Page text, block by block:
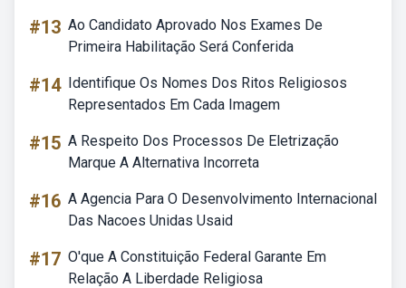
#13 Ao Candidato Aprovado Nos Exames De
Primeira Habilitação Será Conferida
#14 Identifique Os Nomes Dos Ritos Religiosos
Representados Em Cada Imagem
#15 A Respeito Dos Processos De Eletrização
Marque A Alternativa Incorreta
#16 A Agencia Para O Desenvolvimento Internacional
Das Nacoes Unidas Usaid
#17 O'que A Constituição Federal Garante Em
Relação A Liberdade Religiosa